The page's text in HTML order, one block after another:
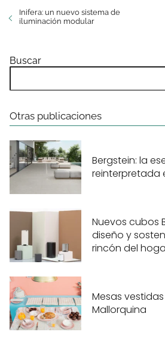
Inifera: un nuevo sistema de
iluminación modular
Buscar
Otras publicaciones
Bergstein: la
reinterpretada
Nuevos cubos
diseño y
rincón del
Mesas
Mallorquina